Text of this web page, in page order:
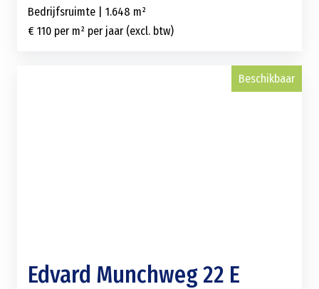
Bedrijfsruimte | 1.648 m²
€ 110 per m² per jaar (excl. btw)
Beschikbaar
Edvard Munchweg 22 E